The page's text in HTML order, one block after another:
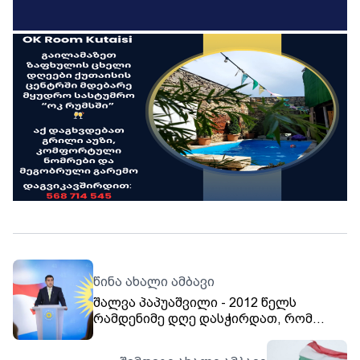
წინა ახალი ამბავი
შალვა პაპუაშვილი - 2012 წელს
რამდენიმე დღე დასჭირდათ, რომ